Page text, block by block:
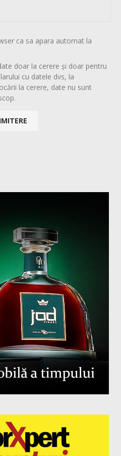
ca sa apara automat la
doar la cerere și doar pentru
cu datele dvs, la
la cerere, date nu sunt